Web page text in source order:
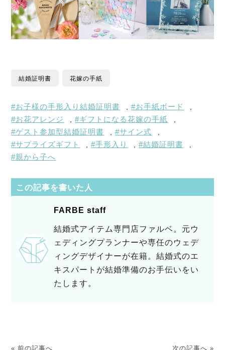
結婚証明書 花嫁の手紙
お子様の手形入り結婚証明書 , お手紙ボード ,
お花アレンジ , ギフトになる花嫁の手紙 ,
ゲスト参加型結婚証明書 , サイン式 ,
サプライズギフト , 手形入り , 結婚証明書 ,
親から子へ
この記事を書いた人
FARBE staff
結婚式アイテム専門店ファルベ。元ウ
ェディングプランナーや専任のウェデ
ィングデザイナーが在籍。結婚式のエ
キスパートが結婚準備のお手伝いをい
たします。
« 前の記事へ 次の記事へ »